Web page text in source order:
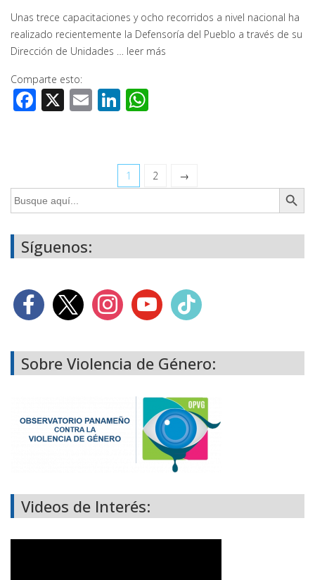
Unas trece capacitaciones y ocho recorridos a nivel nacional ha
realizado recientemente la Defensoría del Pueblo a través de su
Dirección de Unidades … leer más
Comparte esto:
Facebook
X EmailLinkedIn
1 2
→
Buscar:
Botón de
Síguenos:
Sobre Violencia de Género:
Videos de Interés: